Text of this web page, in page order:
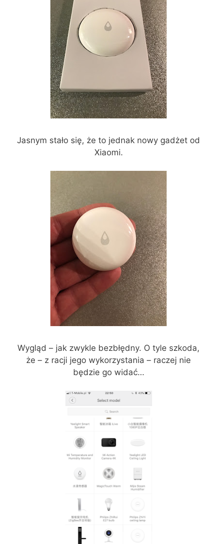
Jasnym stało się, że to jednak nowy gadżet od
Xiaomi.
Wygląd – jak zwykle bezbłędny. O tyle szkoda,
że – z racji jego wykorzystania – raczej nie
będzie go widać…